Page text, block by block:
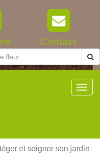
Contact
et soigner son jardin